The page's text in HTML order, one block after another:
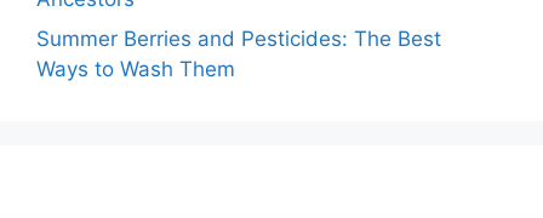
Summer Berries and Pesticides: The Best
Ways to Wash Them